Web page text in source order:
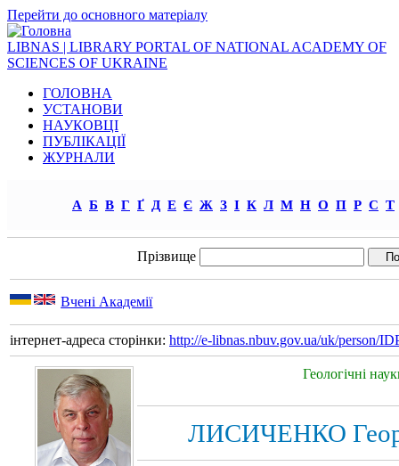
Перейти до основного матеріалу
LIBNAS | LIBRARY PORTAL OF NATIONAL ACADEMY OF
SCIENCES OF UKRAINE
ГОЛОВНА
УСТАНОВИ
НАУКОВЦІ
ПУБЛІКАЦІЇ
ЖУРНАЛИ
А Б В Г Ґ Д Е Є Ж З І К Л М Н О П Р С Т
Прізвище
Вчені Академії
інтернет-адреса сторінки: http://e-libnas.nbuv.gov.ua/uk/person/
Геологічні
ЛИСИЧЕНКО